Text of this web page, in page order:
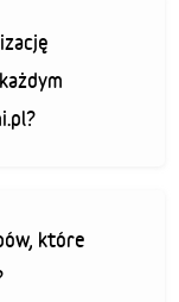
które